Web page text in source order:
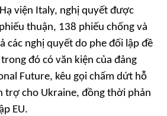
viện Italy, nghị quyết được
thuận, 138 phiếu chống và
các nghị quyết do phe đối lập đề
đó có văn kiện của đảng
Future, kêu gọi chấm dứt hỗ
trợ cho Ukraine, đồng thời phản
EU.